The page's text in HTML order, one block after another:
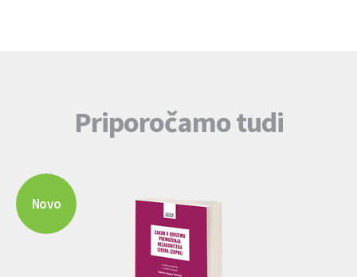
Priporočamo tudi
Novo